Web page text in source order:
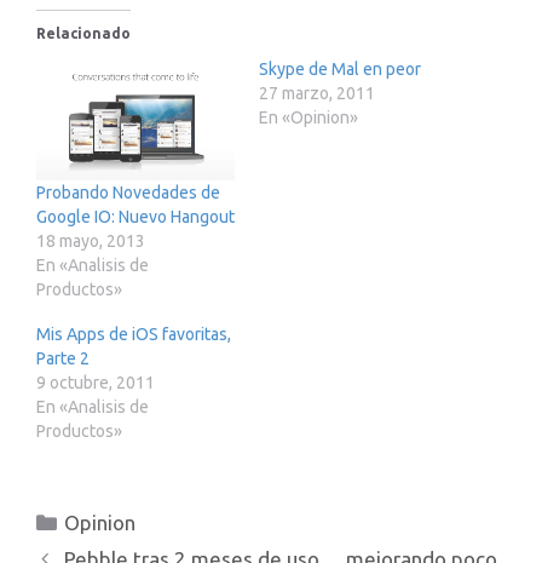
Relacionado
Probando Novedades de
Google IO: Nuevo Hangout
18 mayo, 2013
En «Analisis de
Productos»
Skype de Mal en peor
27 marzo, 2011
En «Opinion»
Mis Apps de iOS favoritas,
Parte 2
9 octubre, 2011
En «Analisis de
Productos»
Categorías
Opinion